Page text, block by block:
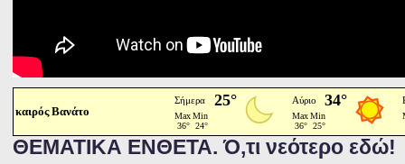
καιρός Βανάτο
ΘΕΜΑΤΙΚΑ ΕΝΘΕΤΑ. Ό,τι νεότερο εδώ!